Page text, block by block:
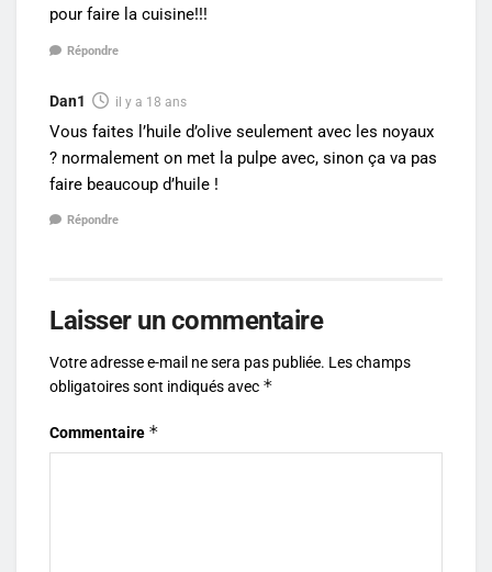
pour faire la cuisine!!!
Répondre
Dan1 il y a 18 ans
Vous faites l’huile d’olive seulement avec les noyaux
? normalement on met la pulpe avec, sinon ça va pas
faire beaucoup d’huile !
Répondre
Laisser un commentaire
Votre adresse e-mail ne sera pas publiée. Les champs
obligatoires sont indiqués avec *
Commentaire *